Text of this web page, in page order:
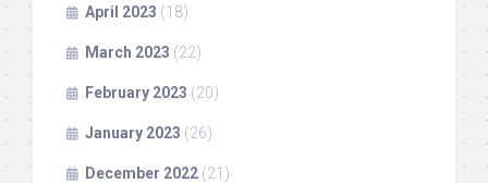
April 2023 (18)
March 2023 (22)
February 2023 (20)
January 2023 (26)
December 2022 (21)